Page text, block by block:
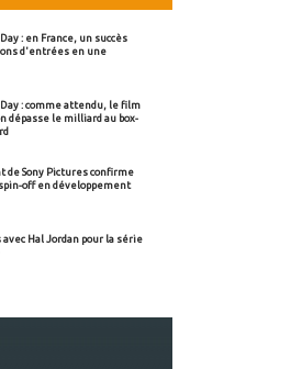
: en France, un succès
d'entrées en une
: comme attendu, le film
dépasse le milliard au box-
de Sony Pictures confirme
off en développement
Hal Jordan pour la série